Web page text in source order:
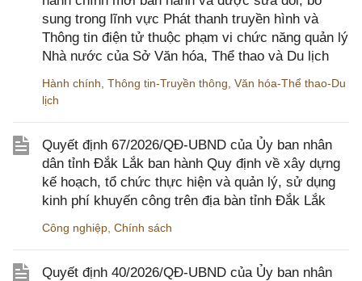
sung trong lĩnh vực Phát thanh truyền hình và
Thông tin điện tử thuộc phạm vi chức năng quản lý
Nhà nước của Sở Văn hóa, Thể thao và Du lịch
Hành chính Thông tin-Truyền thông Văn hóa-Thể thao-Du
lịch
Quyết định 67/2026/QĐ-UBND của Ủy ban nhân
dân tỉnh Đắk Lắk ban hành Quy định về xây dựng
kế hoạch, tổ chức thực hiện và quản lý, sử dụng
kinh phí khuyến công trên địa bàn tỉnh Đắk Lắk
Công nghiệp Chính sách
Quyết định 40/2026/QĐ-UBND của Ủy ban nhân